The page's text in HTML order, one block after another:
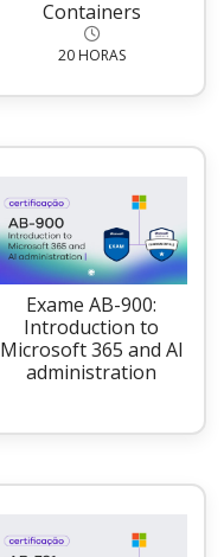
Containers
20 HORAS
Exame AB-900:
Introduction to
Microsoft 365 and AI
administration